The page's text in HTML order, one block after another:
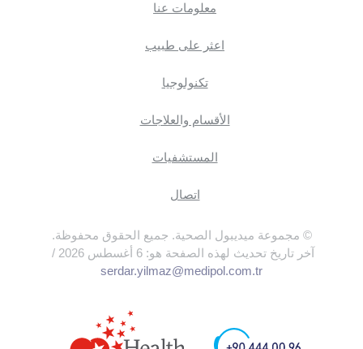
معلومات عنا
اعثر على طبيب
تكنولوجيا
الأقسام والعلاجات
المستشفيات
اتصال
© مجموعة ميديبول الصحية. جميع الحقوق محفوظة.
آخر تاريخ تحديث لهذه الصفحة هو: 6 أغسطس 2026 /
serdar.yilmaz@medipol.com.tr